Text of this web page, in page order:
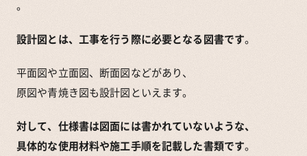
。
設計図とは、工事を行う際に必要となる図書です。
平面図や立面図、断面図などがあり、
原図や青焼き図も設計図といえます。
対して、仕様書は図面には書かれていないような、
具体的な使用材料や施工手順を記載した書類です。